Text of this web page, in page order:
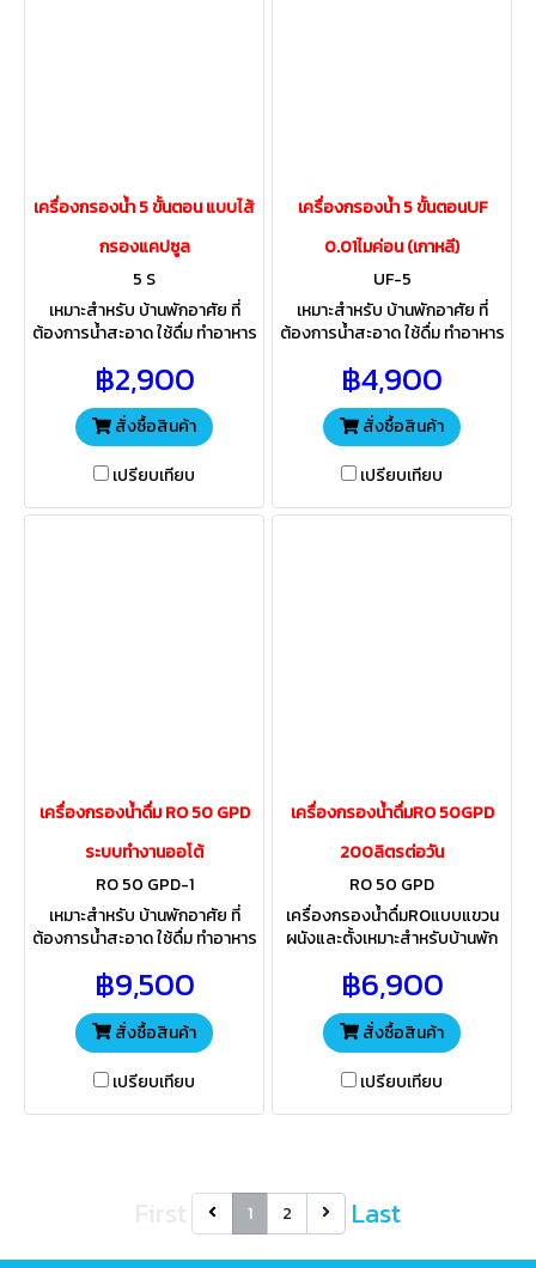
เครื่องกรองน้ำ 5 ขั้นตอน แบบไส้
กรองแคปซูล
5 S
เหมาะสำหรับ บ้านพักอาศัย ที่
ต้องการน้ำสะอาด ใช้ดื่ม ทำอาหาร
5ไส้กรอง ติดตั้งง่าย สะดวกการ
ใช้งาน
฿2,900
สั่งซื้อสินค้า
เปรียบเทียบ
เครื่องกรองน้ำ 5 ขั้นตอนUF
0.01ไมค่อน (เกาหลี)
UF-5
เหมาะสำหรับ บ้านพักอาศัย ที่
ต้องการน้ำสะอาด ใช้ดื่ม ทำอาหาร
5ไส้กรอง ทำให้น้ำดื่ม รสชาติดี นุ่ม
ละมุน
฿4,900
สั่งซื้อสินค้า
เปรียบเทียบ
เครื่องกรองน้ำดื่ม RO 50 GPD
ระบบทำงานออโต้
RO 50 GPD-1
เหมาะสำหรับ บ้านพักอาศัย ที่
ต้องการน้ำสะอาด ใช้ดื่ม ทำอาหาร
ค่อน 5ไส้กรอง ทำให้น้ำดื่ม
รสชาติดี นุ่มละมุน
฿9,500
สั่งซื้อสินค้า
เปรียบเทียบ
เครื่องกรองน้ำดื่มRO 50GPD
200ลิตรต่อวัน
RO 50 GPD
เครื่องกรองน้ำดื่มROแบบแขวน
ผนังและตั้งเหมาะสำหรับบ้านพัก
อาหาร ระบบกรอง
ละเอียด0.0001ไมค่อน
฿6,900
สั่งซื้อสินค้า
เปรียบเทียบ
1 2 Last